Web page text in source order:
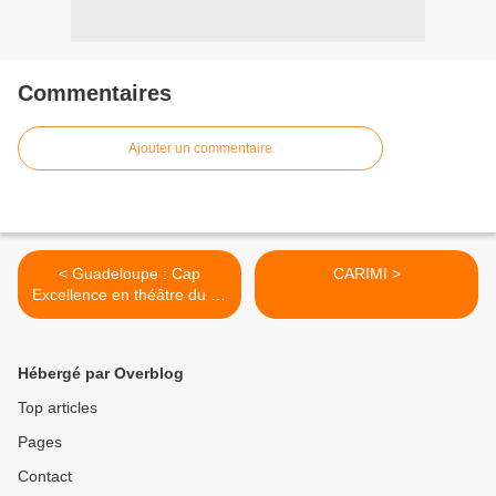
Commentaires
Ajouter un commentaire
< Guadeloupe : Cap
Excellence en théâtre du 10
au 15 mai
CARIMI >
Hébergé par Overblog
Top articles
Pages
Contact